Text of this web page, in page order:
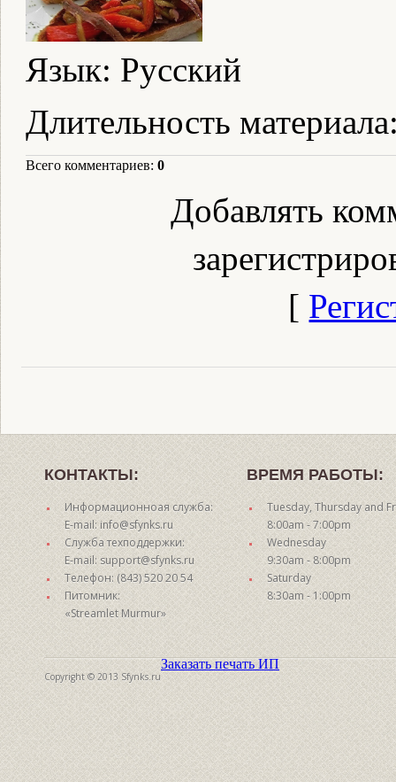
Язык: Русский
Длительность материала
Всего комментариев: 0
Добавлять
[
КОНТАКТЫ:
Информационноая служба:
E-mail: info@sfynks.ru
Служба техподдержки:
E-mail: support@sfynks.ru
Телефон: (843) 520 20 54
Питомник:
«Streamlet Murmur»
ВРЕМЯ РАБОТЫ:
Tuesday, Thursday and
8:00am - 7:00pm
Wednesday
9:30am - 8:00pm
Saturday
8:30am - 1:00pm
Copyright © 2013 Sfynks.ru
Заказать печать ИП